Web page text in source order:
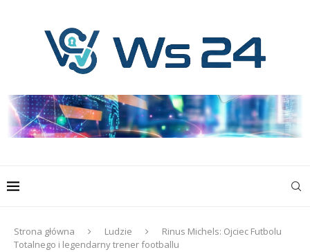
Strona główna Ludzie
Rinus Michels: Ojciec Futbolu
Totalnego i legendarny trener footballu